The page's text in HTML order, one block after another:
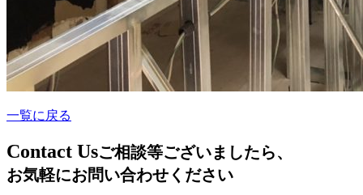
一覧に戻る
Contact Usご相談等ございましたら、
お気軽にお問い合わせください